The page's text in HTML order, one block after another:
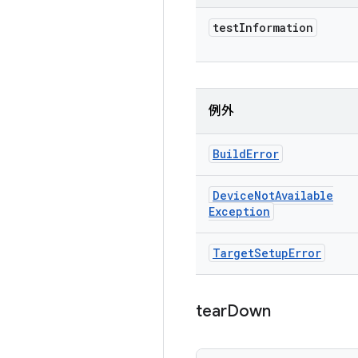
testInformation
例外
BuildError
DeviceNotAvailable
Exception
TargetSetupError
tearDown